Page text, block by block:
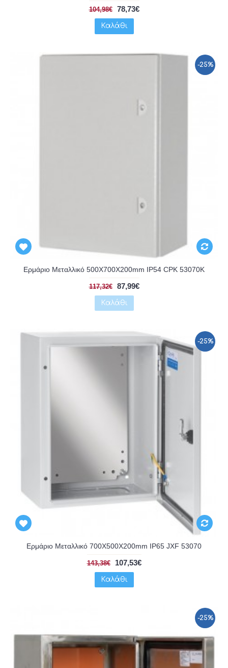
104,98€ 78,73€
Καλάθι
-25%
Ερμάριο Μεταλλικό 500X700X200mm IP54 CPK 53070K
117,32€ 87,99€
Καλάθι
-25%
Ερμάριο Μεταλλικό 700X500X200mm IP65 JXF 53070
143,38€ 107,53€
Καλάθι
-25%